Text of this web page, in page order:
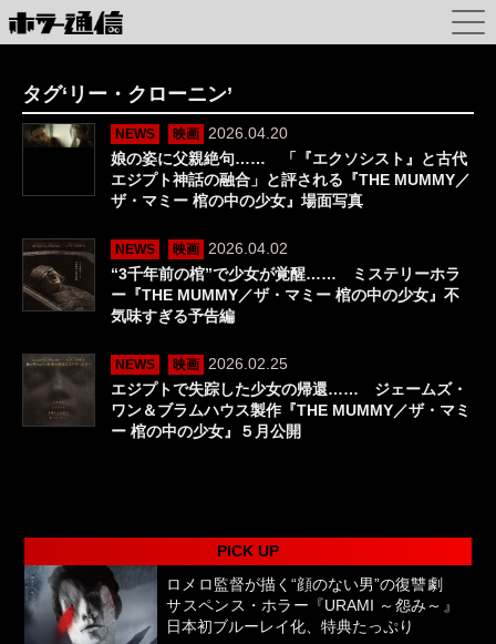
タグ‘リー・クローニン’
NEWS 映画
2026.04.20
娘の姿に父親絶句…… 「『エクソシスト』と古代
エジプト神話の融合」と評される『THE MUMMY／
ザ・マミー 棺の中の少女』場面写真
NEWS 映画
2026.04.02
“3千年前の棺”で少女が覚醒…… ミステリーホラ
ー『THE MUMMY／ザ・マミー 棺の中の少女』不
気味すぎる予告編
NEWS 映画
2026.02.25
エジプトで失踪した少女の帰還…… ジェームズ・
ワン＆ブラムハウス製作『THE MUMMY／ザ・マミ
ー 棺の中の少女』５月公開
PICK UP
ロメロ監督が描く“顔のない男”の復讐劇
サスペンス・ホラー『URAMI ～怨み～』
日本初ブルーレイ化、特典たっぷり